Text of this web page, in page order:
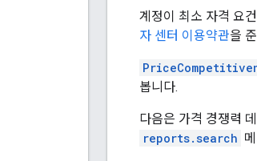
계정이 최소 자격 요
자 센터 이용약관을
봅니다.
다음은 가격 경쟁력
reports.search